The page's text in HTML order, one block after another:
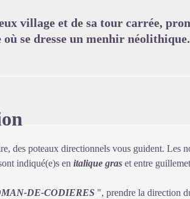
village et de sa tour carrée,
se dresse un menhir néolithique.
des poteaux directionnels vous guident. Les
indiqué(e)s en italique gras et entre
DE-CODIERES ", prendre la direction